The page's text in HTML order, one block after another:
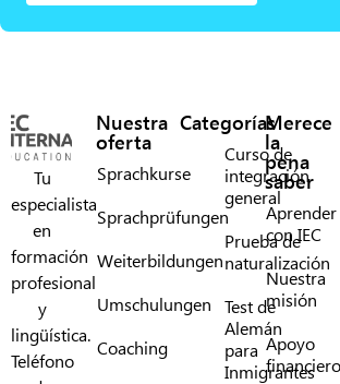
Tu
especialista
en
formación
profesional
y
lingüística.
Teléfono
Nuestra
oferta
Sprachkurse
Sprachprüfungen
Weiterbildungen
Umschulungen
Coaching
Categorías
Curso de
integración
general
Prueba de
naturalización
Test de
Alemán
para
Inmigrantes
Merece
la
pena
saber
Aprender
con IEC
Nuestra
misión
Apoyo
financiero